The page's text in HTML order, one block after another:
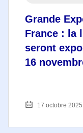
Grande
France : la
seront
16
17 octobre 2025